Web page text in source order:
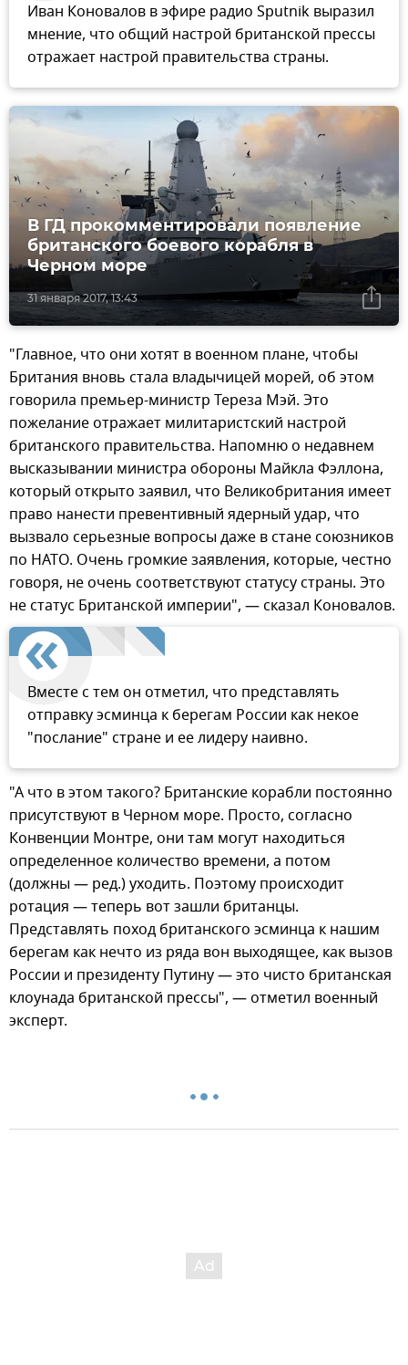
Иван Коновалов в эфире радио Sputnik выразил
мнение, что общий настрой британской прессы
отражает настрой правительства страны.
31 января 2017, 13:43
В ГД прокомментировали появление
британского боевого корабля в
Черном море
"Главное, что они хотят в военном плане, чтобы
Британия вновь стала владычицей морей, об этом
говорила премьер-министр Тереза Мэй. Это
пожелание отражает милитаристский настрой
британского правительства. Напомню о недавнем
высказывании министра обороны Майкла Фэллона,
который открыто заявил, что Великобритания имеет
право нанести превентивный ядерный удар, что
вызвало серьезные вопросы даже в стане союзников
по НАТО. Очень громкие заявления, которые, честно
говоря, не очень соответствуют статусу страны. Это
не статус Британской империи", — сказал Коновалов.
Вместе с тем он отметил, что представлять
отправку эсминца к берегам России как некое
"послание" стране и ее лидеру наивно.
"А что в этом такого? Британские корабли постоянно
присутствуют в Черном море. Просто, согласно
Конвенции Монтре, они там могут находиться
определенное количество времени, а потом
(должны — ред.) уходить. Поэтому происходит
ротация — теперь вот зашли британцы.
Представлять поход британского эсминца к нашим
берегам как нечто из ряда вон выходящее, как вызов
России и президенту Путину — это чисто британская
клоунада британской прессы", — отметил военный
эксперт.